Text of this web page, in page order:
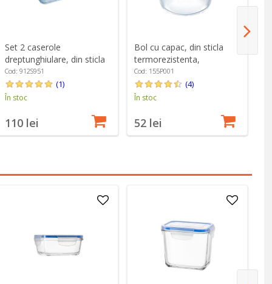
Set 2 caserole
dreptunghiulare, din sticla
termorezistenta, cu capac,
1,5L/2,6L - PYREX
Cod: 912S951
(1)
În stoc
110 lei
Bol cu capac, din sticla
termorezistenta,
16cm/1,5L - PYREX
Cod: 155P001
(4)
În stoc
52 lei